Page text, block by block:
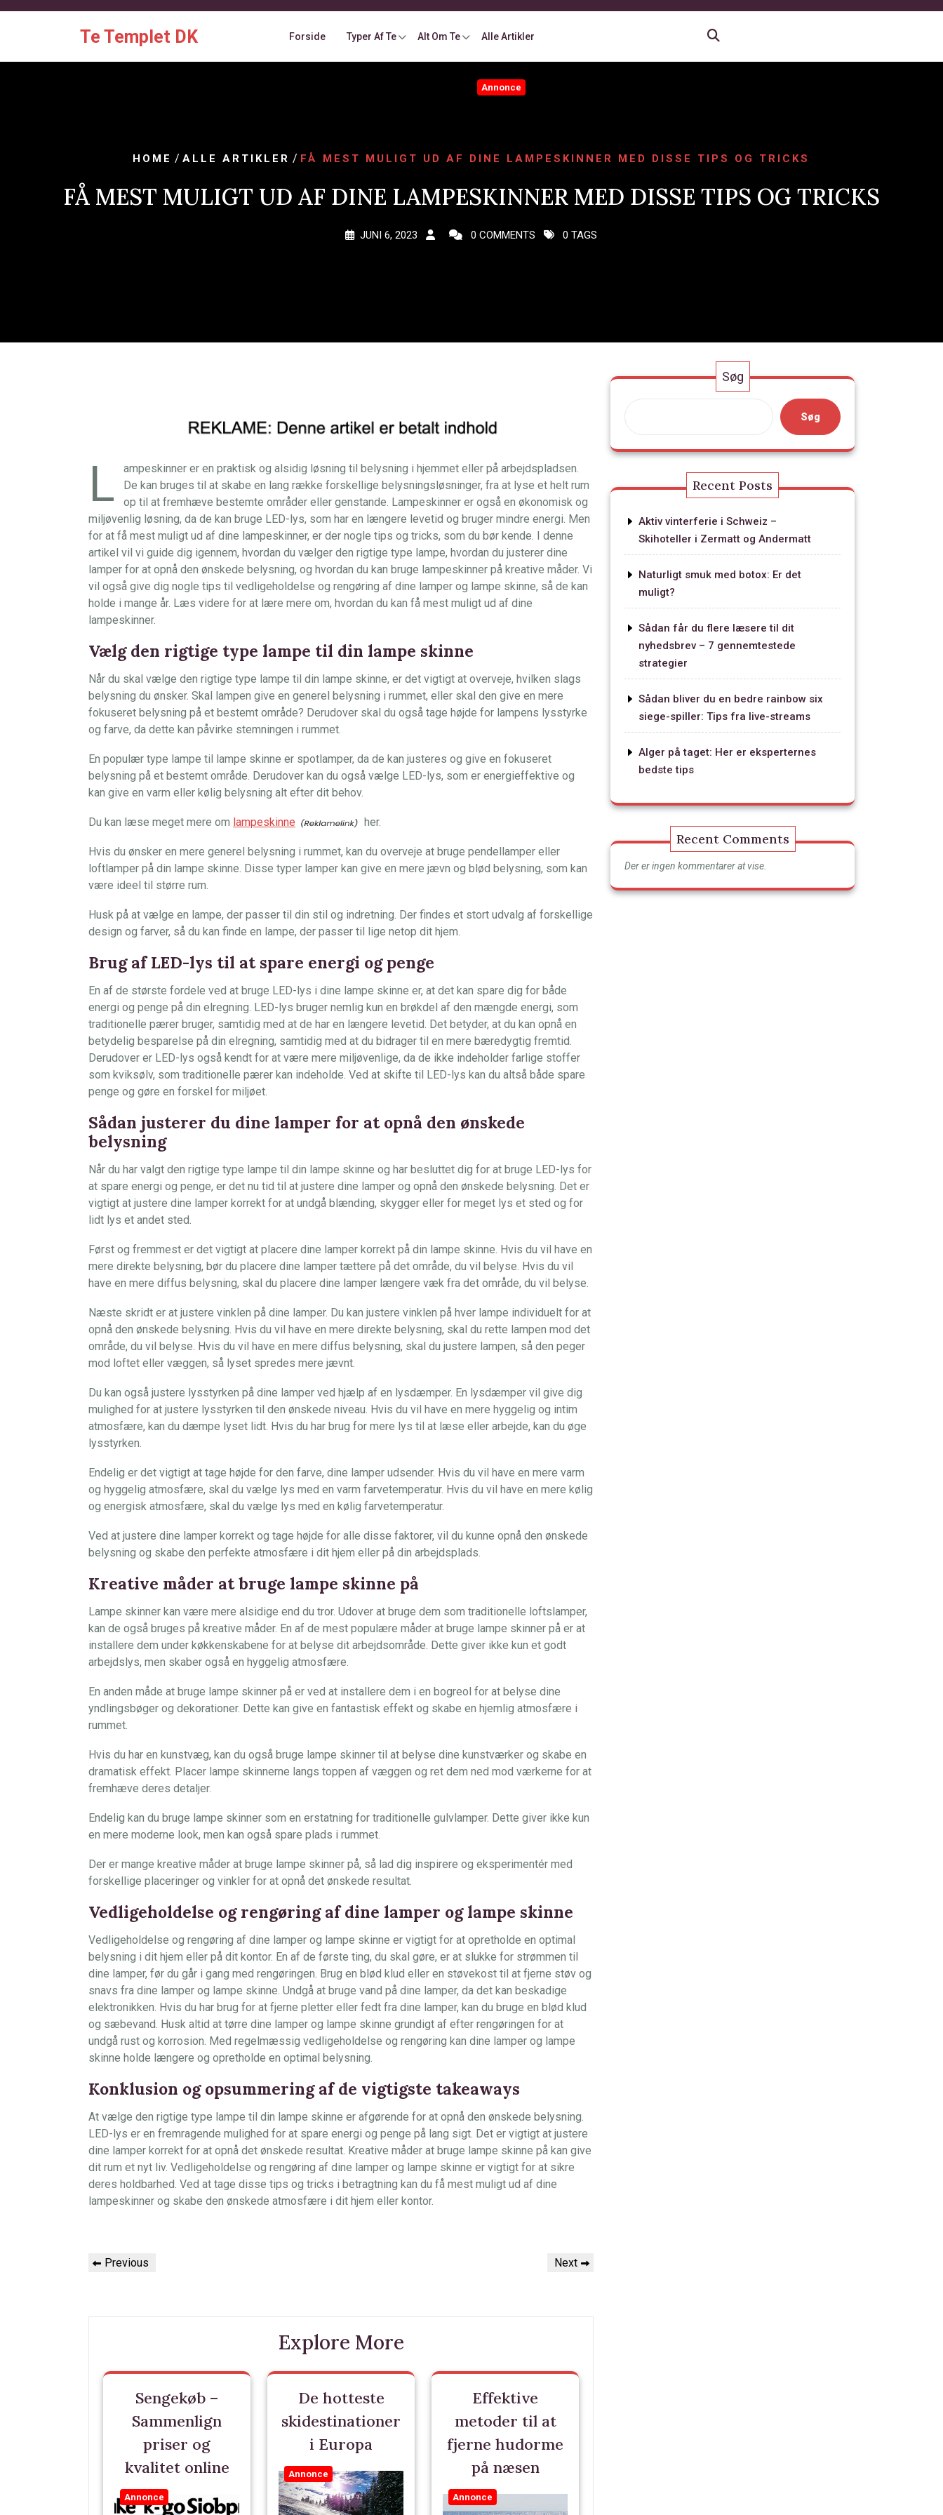
Te Templet DK Forside Typer Af Te Alt Om Te Alle Artikler
Annonce
HOME /ALLE ARTIKLER / FÅ MEST MULIGT UD AF DINE LAMPESKINNER MED DISSE TIPS OG TRICKS
FÅ MEST MULIGT UD AF DINE LAMPESKINNER MED DISSE TIPS OG TRICKS
JUNI 6, 2023 0 COMMENTS 0 TAGS
L
ampeskinner er en praktisk og alsidig løsning til belysning i hjemmet eller på arbejdspladsen.
De kan bruges til at skabe en lang række forskellige belysningsløsninger, fra at lyse et helt rum
op til at fremhæve bestemte områder eller genstande. Lampeskinner er også en økonomisk og
miljøvenlig løsning, da de kan bruge LED-lys, som har en længere levetid og bruger mindre energi. Men
for at få mest muligt ud af dine lampeskinner, er der nogle tips og tricks, som du bør kende. I denne
artikel vil vi guide dig igennem, hvordan du vælger den rigtige type lampe, hvordan du justerer dine
lamper for at opnå den ønskede belysning, og hvordan du kan bruge lampeskinner på kreative måder. Vi
vil også give dig nogle tips til vedligeholdelse og rengøring af dine lamper og lampe skinne, så de kan
holde i mange år. Læs videre for at lære mere om, hvordan du kan få mest muligt ud af dine
lampeskinner.
Vælg den rigtige type lampe til din lampe skinne
Når du skal vælge den rigtige type lampe til din lampe skinne, er det vigtigt at overveje, hvilken slags
belysning du ønsker. Skal lampen give en generel belysning i rummet, eller skal den give en mere
fokuseret belysning på et bestemt område? Derudover skal du også tage højde for lampens lysstyrke
og farve, da dette kan påvirke stemningen i rummet.
En populær type lampe til lampe skinne er spotlamper, da de kan justeres og give en fokuseret
belysning på et bestemt område. Derudover kan du også vælge LED-lys, som er energieffektive og
kan give en varm eller kølig belysning alt efter dit behov.
Du kan læse meget mere om lampeskinne her.
Hvis du ønsker en mere generel belysning i rummet, kan du overveje at bruge pendellamper eller
loftlamper på din lampe skinne. Disse typer lamper kan give en mere jævn og blød belysning, som kan
være ideel til større rum.
Husk på at vælge en lampe, der passer til din stil og indretning. Der findes et stort udvalg af forskellige
design og farver, så du kan finde en lampe, der passer til lige netop dit hjem.
Brug af LED-lys til at spare energi og penge
En af de største fordele ved at bruge LED-lys i dine lampe skinne er, at det kan spare dig for både
energi og penge på din elregning. LED-lys bruger nemlig kun en brøkdel af den mængde energi, som
traditionelle pærer bruger, samtidig med at de har en længere levetid. Det betyder, at du kan opnå en
betydelig besparelse på din elregning, samtidig med at du bidrager til en mere bæredygtig fremtid.
Derudover er LED-lys også kendt for at være mere miljøvenlige, da de ikke indeholder farlige stoffer
som kviksølv, som traditionelle pærer kan indeholde. Ved at skifte til LED-lys kan du altså både spare
penge og gøre en forskel for miljøet.
Sådan justerer du dine lamper for at opnå den ønskede
belysning
Når du har valgt den rigtige type lampe til din lampe skinne og har besluttet dig for at bruge LED-lys for
at spare energi og penge, er det nu tid til at justere dine lamper og opnå den ønskede belysning. Det er
vigtigt at justere dine lamper korrekt for at undgå blænding, skygger eller for meget lys et sted og for
lidt lys et andet sted.
Først og fremmest er det vigtigt at placere dine lamper korrekt på din lampe skinne. Hvis du vil have en
mere direkte belysning, bør du placere dine lamper tættere på det område, du vil belyse. Hvis du vil
have en mere diffus belysning, skal du placere dine lamper længere væk fra det område, du vil belyse.
Næste skridt er at justere vinklen på dine lamper. Du kan justere vinklen på hver lampe individuelt for at
opnå den ønskede belysning. Hvis du vil have en mere direkte belysning, skal du rette lampen mod det
område, du vil belyse. Hvis du vil have en mere diffus belysning, skal du justere lampen, så den peger
mod loftet eller væggen, så lyset spredes mere jævnt.
Du kan også justere lysstyrken på dine lamper ved hjælp af en lysdæmper. En lysdæmper vil give dig
mulighed for at justere lysstyrken til den ønskede niveau. Hvis du vil have en mere hyggelig og intim
atmosfære, kan du dæmpe lyset lidt. Hvis du har brug for mere lys til at læse eller arbejde, kan du øge
lysstyrken.
Endelig er det vigtigt at tage højde for den farve, dine lamper udsender. Hvis du vil have en mere varm
og hyggelig atmosfære, skal du vælge lys med en varm farvetemperatur. Hvis du vil have en mere kølig
og energisk atmosfære, skal du vælge lys med en kølig farvetemperatur.
Ved at justere dine lamper korrekt og tage højde for alle disse faktorer, vil du kunne opnå den ønskede
belysning og skabe den perfekte atmosfære i dit hjem eller på din arbejdsplads.
Kreative måder at bruge lampe skinne på
Lampe skinner kan være mere alsidige end du tror. Udover at bruge dem som traditionelle loftslamper,
kan de også bruges på kreative måder. En af de mest populære måder at bruge lampe skinner på er at
installere dem under køkkenskabene for at belyse dit arbejdsområde. Dette giver ikke kun et godt
arbejdslys, men skaber også en hyggelig atmosfære.
En anden måde at bruge lampe skinner på er ved at installere dem i en bogreol for at belyse dine
yndlingsbøger og dekorationer. Dette kan give en fantastisk effekt og skabe en hjemlig atmosfære i
rummet.
Hvis du har en kunstvæg, kan du også bruge lampe skinner til at belyse dine kunstværker og skabe en
dramatisk effekt. Placer lampe skinnerne langs toppen af væggen og ret dem ned mod værkerne for at
fremhæve deres detaljer.
Endelig kan du bruge lampe skinner som en erstatning for traditionelle gulvlamper. Dette giver ikke kun
en mere moderne look, men kan også spare plads i rummet.
Der er mange kreative måder at bruge lampe skinner på, så lad dig inspirere og eksperimentér med
forskellige placeringer og vinkler for at opnå det ønskede resultat.
Vedligeholdelse og rengøring af dine lamper og lampe skinne
Vedligeholdelse og rengøring af dine lamper og lampe skinne er vigtigt for at opretholde en optimal
belysning i dit hjem eller på dit kontor. En af de første ting, du skal gøre, er at slukke for strømmen til
dine lamper, før du går i gang med rengøringen. Brug en blød klud eller en støvekost til at fjerne støv og
snavs fra dine lamper og lampe skinne. Undgå at bruge vand på dine lamper, da det kan beskadige
elektronikken. Hvis du har brug for at fjerne pletter eller fedt fra dine lamper, kan du bruge en blød klud
og sæbevand. Husk altid at tørre dine lamper og lampe skinne grundigt af efter rengøringen for at
undgå rust og korrosion. Med regelmæssig vedligeholdelse og rengøring kan dine lamper og lampe
skinne holde længere og opretholde en optimal belysning.
Konklusion og opsummering af de vigtigste takeaways
At vælge den rigtige type lampe til din lampe skinne er afgørende for at opnå den ønskede belysning.
LED-lys er en fremragende mulighed for at spare energi og penge på lang sigt. Det er vigtigt at justere
dine lamper korrekt for at opnå det ønskede resultat. Kreative måder at bruge lampe skinne på kan give
dit rum et nyt liv. Vedligeholdelse og rengøring af dine lamper og lampe skinne er vigtigt for at sikre
deres holdbarhed. Ved at tage disse tips og tricks i betragtning kan du få mest muligt ud af dine
lampeskinner og skabe den ønskede atmosfære i dit hjem eller kontor.
Indlægsnavigation
Previous
Previous
Next
Next
Explore More
Sengekøb –
Sammenlign
priser og
kvalitet online
Annonce
De hotteste
skidestinationer
i Europa
Annonce
Effektive
metoder til at
fjerne hudorme
på næsen
Annonce
Søg
Søg
Recent Posts
Aktiv vinterferie i Schweiz –
Skihoteller i Zermatt og Andermatt
Naturligt smuk med botox: Er det
muligt?
Sådan får du flere læsere til dit
nyhedsbrev – 7 gennemtestede
strategier
Sådan bliver du en bedre rainbow six
siege-spiller: Tips fra live-streams
Alger på taget: Her er eksperternes
bedste tips
Recent Comments
Der er ingen kommentarer at vise.